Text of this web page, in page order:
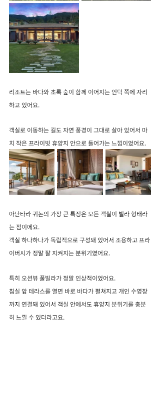
리조트는 바다와 초록 숲이 함께 이어지는 언덕 쪽에 자리
하고 있어요.
객실로 이동하는 길도 자연 풍경이 그대로 살아 있어서 마
치 작은 프라이빗 휴양지 안으로 들어가는 느낌이었어요.
아난타라 퀴논의 가장 큰 특징은 모든 객실이 빌라 형태라
는 점이에요.
객실 하나하나가 독립적으로 구성돼 있어서 조용하고 프라
이버시가 정말 잘 지켜지는 분위기였어요.
특히 오션뷰 풀빌라가 정말 인상적이었어요.
침실 앞 테라스를 열면 바로 바다가 펼쳐지고 개인 수영장
까지 연결돼 있어서 객실 안에서도 휴양지 분위기를 충분
히 느낄 수 있더라고요.